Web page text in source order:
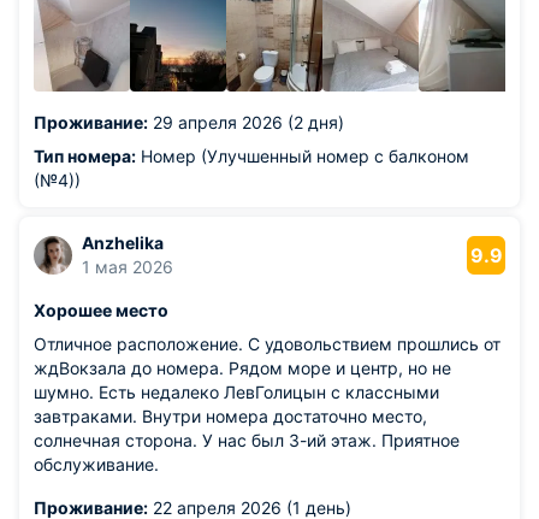
так себе. Идите в "Балт" тут вкусно. Много ларьков,
магазинчиков с янтарем. Все купи, что хотели.
Впечатления остались хорошие.
Из недостатков: это уже мелочи - не было воды когда
рабочие плитку. Для полных людей 3 этаж по лестнице
- подумайте о этаже пониже.
Проживание: 29 апреля 2026 (2 дня)
Тип номера: Номер (Улучшенный номер с балконом
(№4))
Anzhelika
1 мая 2026
9.9
Хорошее место
Отличное расположение. С удовольствием прошлись от
ждВокзала до номера. Рядом море и центр, но не
шумно. Есть недалеко ЛевГолицын с классными
завтраками. Внутри номера достаточно место,
солнечная сторона. У нас был 3-ий этаж. Приятное
обслуживание.
Проживание: 22 апреля 2026 (1 день)